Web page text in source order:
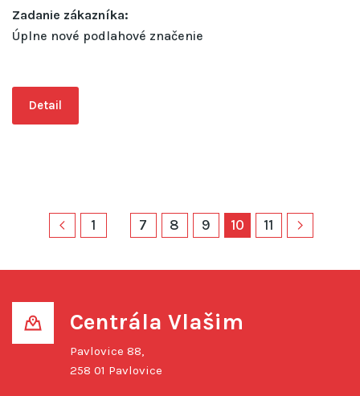
Zadanie zákazníka:
Úplne nové podlahové značenie
Detail
1 7 8 9 10 11
Centrála Vlašim
Pavlovice 88,
258 01 Pavlovice